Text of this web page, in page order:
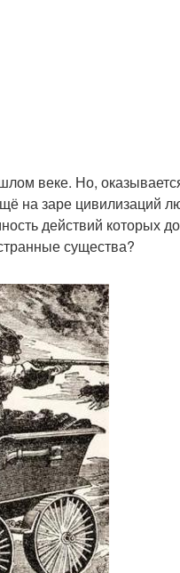
веке. Но,
на заре цивилизаций
действий которых
существа?